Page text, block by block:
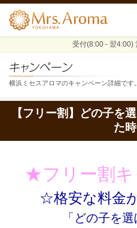
受付(8:00 - 翌4:00)
横浜ミセスアロマのキャンペーン詳細です。
【フリー割】どの子を
た
★フリー割
☆格安な料金
「どの子を